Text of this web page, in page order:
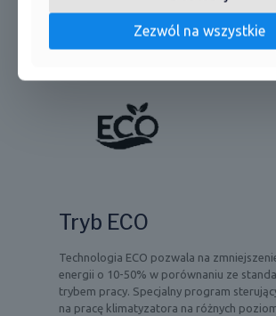
Tryb ECO
Technologia ECO pozwala na
energii o 10-50% w porównaniu ze
trybem pracy. Specjalny program
na pracę klimatyzatora na różnych
Zezwól na wszystkie